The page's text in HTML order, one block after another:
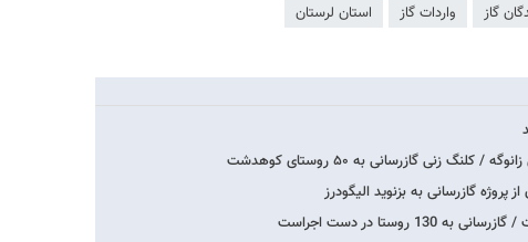
گاز واردات گاز استان لرستان
زنی گازرسانی به ۵۰ روستای کوهدشت
پروژه گازرسانی به بزنوید الیگودرز
روستا در دست اجراست